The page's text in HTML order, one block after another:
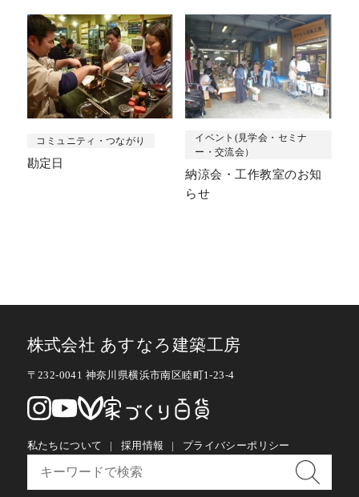
コミュニティ・つながり
勘定日
イベント(見学会・セミナ
ー・交流会）
納涼会・工作教室のお知
らせ
株式会社 あすなろ建築工房
〒232-0041 神奈川県横浜市南区睦町1-23-4
私たちについて 採用情報 プライバシーポリシー